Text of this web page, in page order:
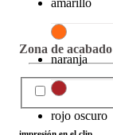
amarillo
naranja
rojo oscuro
Zona de acabado